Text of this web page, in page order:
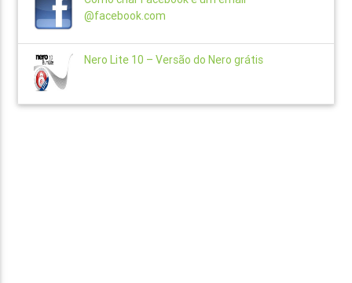
@facebook.com
Nero Lite 10 – Versão do Nero grátis